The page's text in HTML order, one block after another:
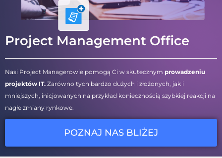
Project Management Office
Nasi Project Managerowie pomogą Ci w skutecznym prowadzeniu
projektów IT. Zarówno tych bardzo dużych i złożonych, jak i
mniejszych, inicjowanych na przykład koniecznością szybkiej reakcji na
nagłe zmiany rynkowe.
POZNAJ NAS BLIŻEJ